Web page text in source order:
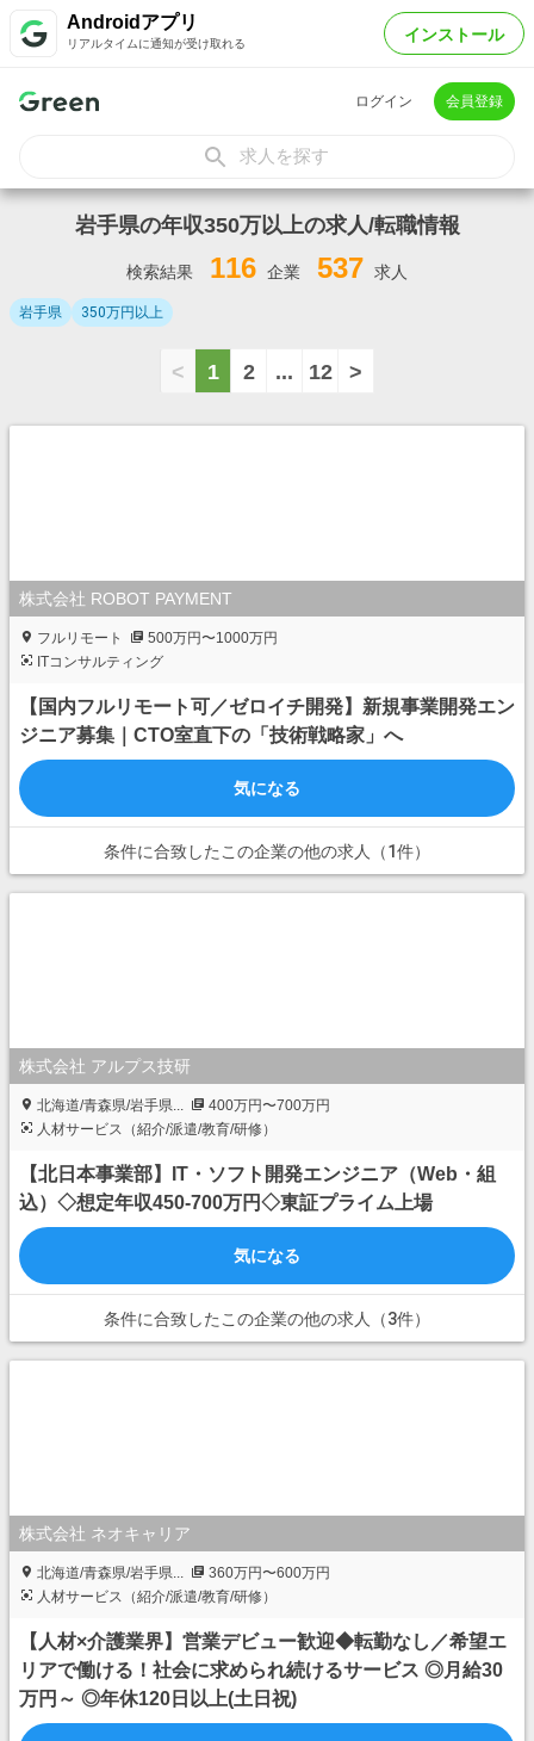
Androidアプリ
リアルタイムに通知が受け取れる インストール
ログイン 会員登録
求人を探す
岩手県の年収350万以上の求人/転職情報
検索結果 116 企業 537 求人
岩手県 350万円以上
< 1 2 ... 12 >
株式会社 ROBOT PAYMENT
フルリモート
500万円〜1000万円
ITコンサルティング
【国内フルリモート可／ゼロイチ開発】新規事業開発エン
ジニア募集｜CTO室直下の「技術戦略家」へ
気になる
条件に合致したこの企業の他の求人（1件）
株式会社 アルプス技研
北海道/青森県/岩手県...
400万円〜700万円
人材サービス（紹介/派遣/教育/研修）
【北日本事業部】IT・ソフト開発エンジニア（Web・組
込）◇想定年収450-700万円◇東証プライム上場
気になる
条件に合致したこの企業の他の求人（3件）
株式会社 ネオキャリア
北海道/青森県/岩手県...
360万円〜600万円
人材サービス（紹介/派遣/教育/研修）
【人材×介護業界】営業デビュー歓迎◆転勤なし／希望エ
リアで働ける！社会に求められ続けるサービス ◎月給30
万円～ ◎年休120日以上(土日祝)